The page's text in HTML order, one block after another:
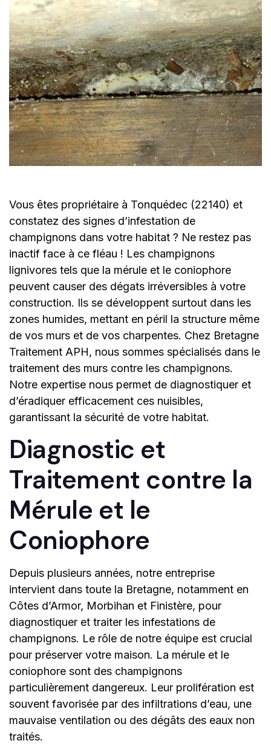
Vous êtes propriétaire à Tonquédec (22140) et
constatez des signes d’infestation de
champignons dans votre habitat ? Ne restez pas
inactif face à ce fléau ! Les champignons
lignivores tels que la mérule et le coniophore
peuvent causer des dégats irréversibles à votre
construction. Ils se développent surtout dans les
zones humides, mettant en péril la structure même
de vos murs et de vos charpentes. Chez Bretagne
Traitement APH, nous sommes spécialisés dans le
traitement des murs contre les champignons.
Notre expertise nous permet de diagnostiquer et
d’éradiquer efficacement ces nuisibles,
garantissant la sécurité de votre habitat.
Diagnostic et
Traitement contre la
Mérule et le
Coniophore
Depuis plusieurs années, notre entreprise
intervient dans toute la Bretagne, notamment en
Côtes d’Armor, Morbihan et Finistère, pour
diagnostiquer et traiter les infestations de
champignons. Le rôle de notre équipe est crucial
pour préserver votre maison. La mérule et le
coniophore sont des champignons
particulièrement dangereux. Leur prolifération est
souvent favorisée par des infiltrations d’eau, une
mauvaise ventilation ou des dégâts des eaux non
traités.